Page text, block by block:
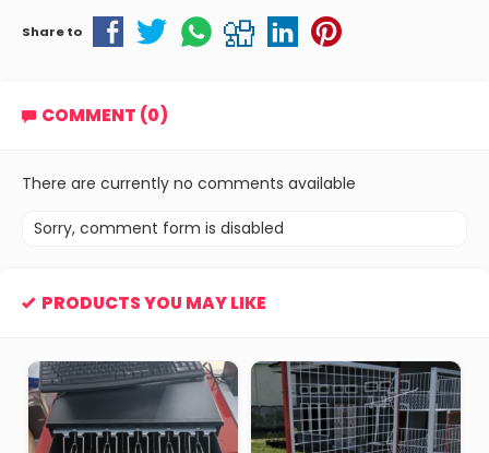
Share to
COMMENT (0)
There are currently no comments available
Sorry, comment form is disabled
PRODUCTS YOU MAY LIKE